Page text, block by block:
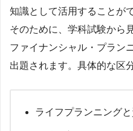
知識として活用することが
そのために、学科試験から
ファイナンシャル・プラン
出題されます。具体的な区
ライフプランニング